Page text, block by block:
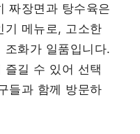
짜장면과 탕수육은
기 메뉴로, 고소한
화가 일품입니다.
즐길 수 있어 선택
들과 함께 방문하